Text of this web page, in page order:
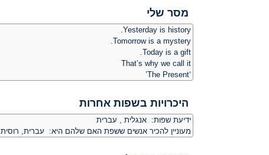
מסר שלי
Yesterday is history.
Tomorrow is a mystery.
Today is a gift.
That’s why we call it
‘The Present’
היכרויות בשפות אחרות
ידיעת שפות: אנגלית , עברית
מעוניין להכיר אנשים ששפת האם שלהם היא: עברית, רוסית